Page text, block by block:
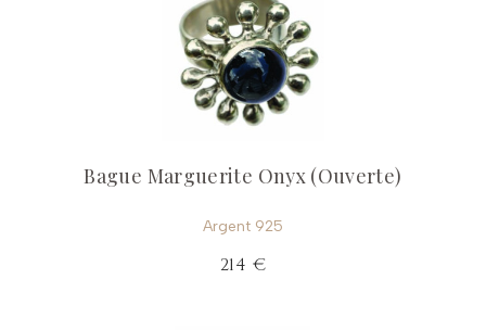
Bague Marguerite Onyx (Ouverte)
Argent 925
214 €